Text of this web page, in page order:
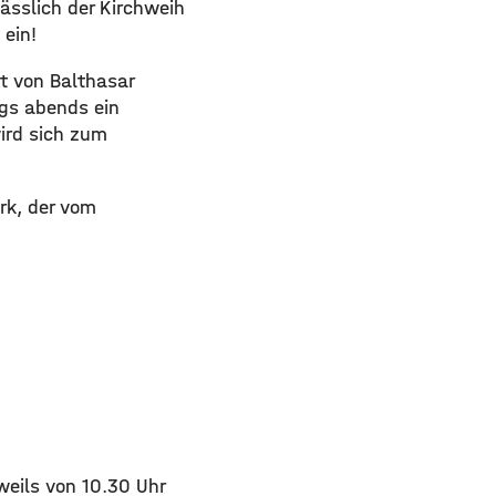
der Kirchweih
von Balthasar
abends ein
sich zum
der vom
von 10.30 Uhr